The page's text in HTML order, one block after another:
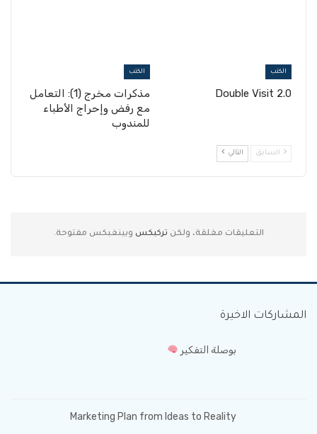
الكتب
Double Visit 2.0
الكتب
مذكرات مخرج (1): التعامل
مع رفض وإحراج الأطباء
للمندوب
السابق التالي
التعليقات مغلقة، ولكن تركبكس وبينغبكس مفتوحة.
المشاركات الاخيرة
بوصلة التفكير
Marketing Plan from Ideas to Reality